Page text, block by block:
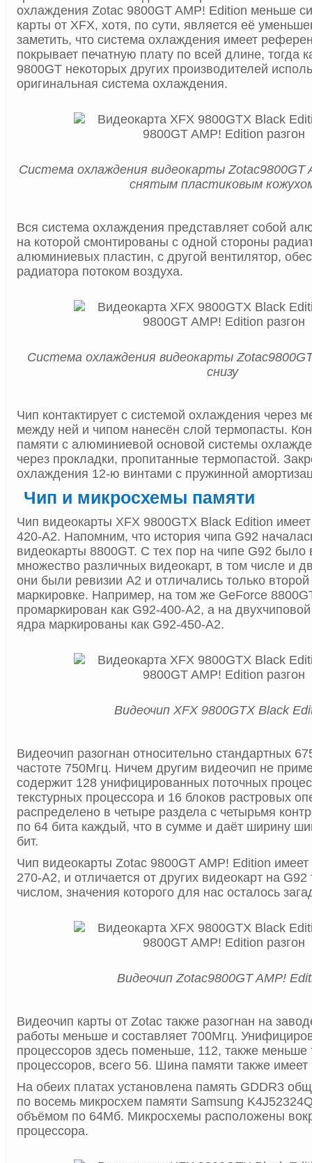
охлаждения Zotac 9800GT AMP! Edition меньше
карты от XFX, хотя, по сути, является её
заметить, что система охлаждения имеет
покрывает печатную плату по всей длине, тогда
9800GT некоторых других производителей
оригинальная система охлаждения.
Система охлаждения видеокарты Zotac9800GT
снятым пластиковым
Вся система охлаждения представляет собой
на которой смонтированы с одной стороны
алюминиевых пластин, с другой вентилятор,
радиатора потоком воздуха.
Система охлаждения видеокарты
снизу
Чип контактирует с системой охлаждения через
между ней и чипом нанесён слой термопасты.
памяти с алюминиевой основой системы
через прокладки, пропитанные термопастой.
охлаждения 12-ю винтами с пружинной
Чип и микросхемы памяти
Чип видеокарты XFX 9800GTX Black Edition
420-A2. Напомним, что история чипа G92
видеокарты 8800GT. С тех пор на чипе G92
множество различных видеокарт, в том числе и
они были ревизии A2 и отличались только
маркировке. Например, на том же GeForce
промаркирован как G92-400-A2, а на
ядра маркированы как G92-450-A2.
Видеочип XFX 9800GTX Black
Видеочип разогнан относительно стандартных
частоте 750Мгц. Ничем другим видеочип не
содержит 128 унифицированных поточных
текстурных процессора и 16 блоков растровых
распределено в четыре раздела с четырьмя
по 64 бита каждый, что в сумме и даёт ширину
бит.
Чип видеокарты Zotac 9800GT AMP! Edition имеет
270-A2, и отличается от других видеокарт на
числом, значения которого для нас осталось
Видеочип Zotac9800GT AMP!
Видеочип карты от Zotac также разогнан на
работы меньше и составляет 700Мгц.
процессоров здесь поменьше, 112, также меньше
процессоров, всего 56. Шина памяти также
На обеих платах установлена память GDDR3
по восемь микросхем памяти Samsung
объёмом по 64Мб. Микросхемы расположены
процессора.